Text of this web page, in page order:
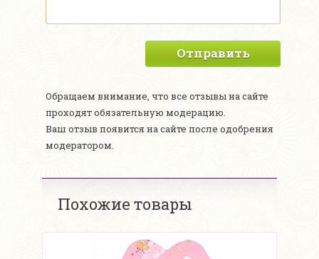
Отправить
Обращаем внимание, что все отзывы на сайте
проходят обязательную модерацию.
Ваш отзыв появится на сайте после одобрения
модератором.
Похожие товары